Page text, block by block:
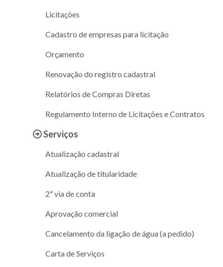
Licitações
Cadastro de empresas para licitação
Orçamento
Renovação do registro cadastral
Relatórios de Compras Diretas
Regulamento Interno de Licitações e Contratos
Serviços
Atualização cadastral
Atualização de titularidade
2ª via de conta
Aprovação comercial
Cancelamento da ligação de água (a pedido)
Carta de Serviços